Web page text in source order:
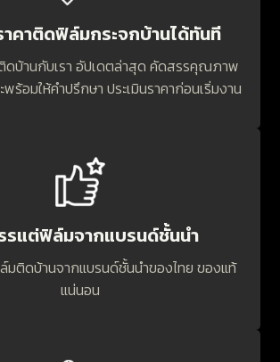
าคาติดฟิล์มกระจกบ้านได้ทันที
ดบ้านกับเรา อัปเดตล่าสุด คัดสรรคุณภาพ
ร้อมให้คำปรึกษา ประเมินราคาก่อนเริ่มงาน
รแต่ฟิล์มจากแบรนด์ชั้นนำ
ติดบ้านจากแบรนด์ชั้นนำของไทย ของแท้
แน่นอน